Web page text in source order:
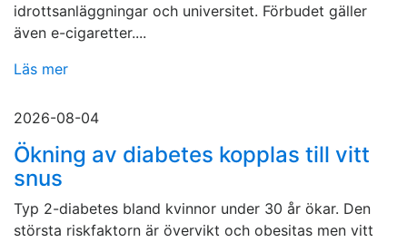
idrottsanläggningar och universitet. Förbudet gäller
även e-cigaretter....
Läs mer
2026-08-04
Ökning av diabetes kopplas till vitt
snus
Typ 2-diabetes bland kvinnor under 30 år ökar. Den
största riskfaktorn är övervikt och obesitas men vitt